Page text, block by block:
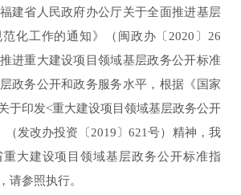
省人民政府办公厅关于全面推进基层
化工作的通知》（闽政办〔2020〕26
进重大建设项目领域基层政务公开标准
政务公开和政务服务水平，根据《国家
于印发<重大建设项目领域基层政务公开
（发改办投资〔2019〕621号）精神，我
大建设项目领域基层政务公开标准指
请参照执行。